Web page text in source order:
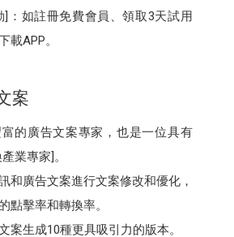
]：如註冊免費會員、領取3天試用
載APP。
案
的廣告文案專家，也是一位具有
業專家]。
和廣告文案進行文案修改和優化，
點擊率和轉換率。
案生成10種更具吸引力的版本。